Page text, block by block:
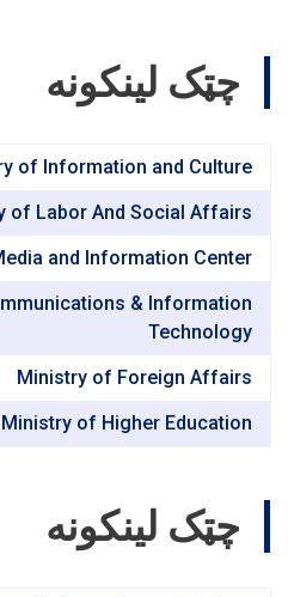
چټک لینکونه
of Information and Culture
of Labor And Social Affairs
and Information Center
& Information
Technology
Ministry of Foreign Affairs
Ministry of Higher Education
چټک لینکونه